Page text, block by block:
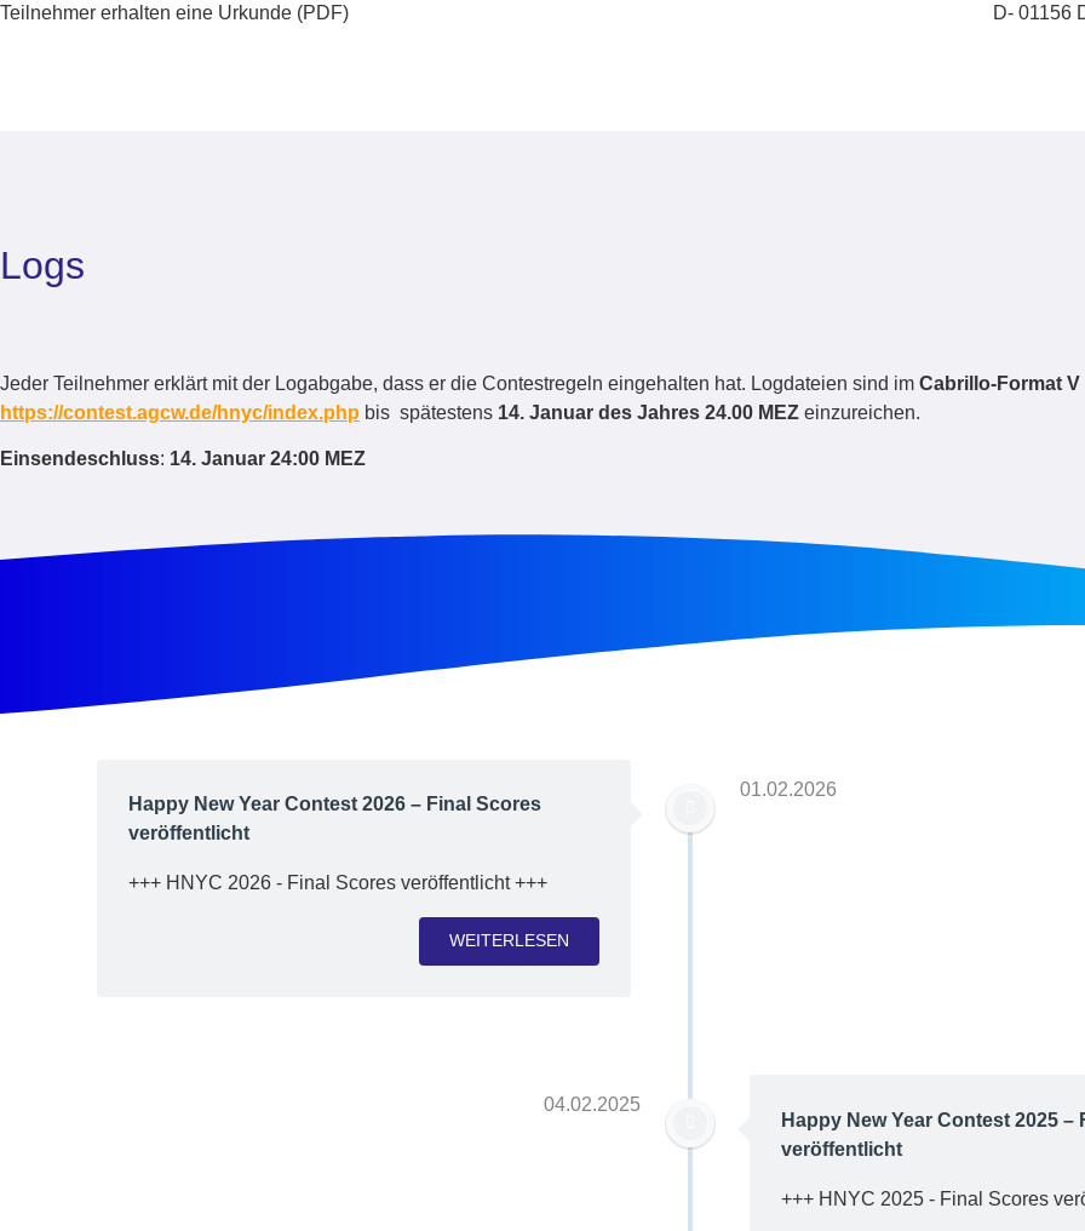
Teilnehmer erhalten eine Urkunde (PDF)
D- 01156
Logs
Jeder Teilnehmer erklärt mit der Logabgabe, dass er die Contestregeln eingehalten hat. Logdateien sind im Cabrillo-Format
https://contest.agcw.de/hnyc/index.php bis spätestens 14. Januar des Jahres 24.00 MEZ einzureichen.
Einsendeschluss: 14. Januar 24:00 MEZ
Happy New Year Contest 2026 – Final Scores
veröffentlicht
+++ HNYC 2026 - Final Scores veröffentlicht +++
WEITERLESEN
01.02.2026
Happy New Year Contest 2025 –
veröffentlicht
+++ HNYC 2025 - Final Scores
04.02.2025